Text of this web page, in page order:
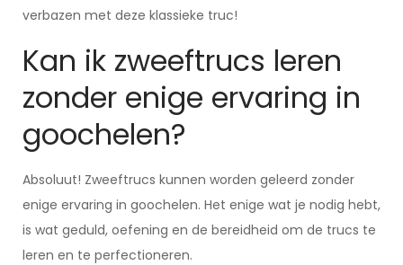
verbazen met deze klassieke truc!
Kan ik zweeftrucs leren
zonder enige ervaring in
goochelen?
Absoluut! Zweeftrucs kunnen worden geleerd zonder
enige ervaring in goochelen. Het enige wat je nodig hebt,
is wat geduld, oefening en de bereidheid om de trucs te
leren en te perfectioneren.